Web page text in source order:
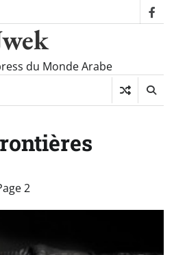
du Monde Arabe
2